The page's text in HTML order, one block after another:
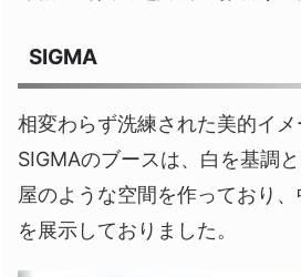
SIGMA
相変わらず洗練された美的イ
SIGMAのブースは、白を基調
屋のような空間を作っており
を展示しておりました。